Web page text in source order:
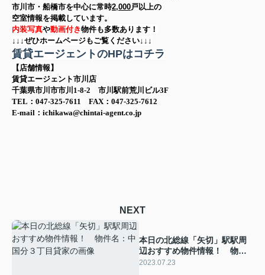
市川市・船橋市を中心に常時2,000戸以上の
空室情報を掲載しています。
内装写真や動画付き物件も多数あります！
↓↓↓ぜひホームページもご覧ください↓↓↓
賃貸エージェントのHPはコチラ
【店舗情報】
賃貸エージェント市川店
千葉県市川市市川1-8-2 市川駅前荒川ビル3F
TEL：047-325-7611 FAX：047-325-7612
E-mail：ichikawa@chintai-agent.co.jp
NEXT
本日の北総線「矢切」駅駅周
辺おすすめ物件情報！ 物件
名：中国分３丁目貸家
2023.07.23